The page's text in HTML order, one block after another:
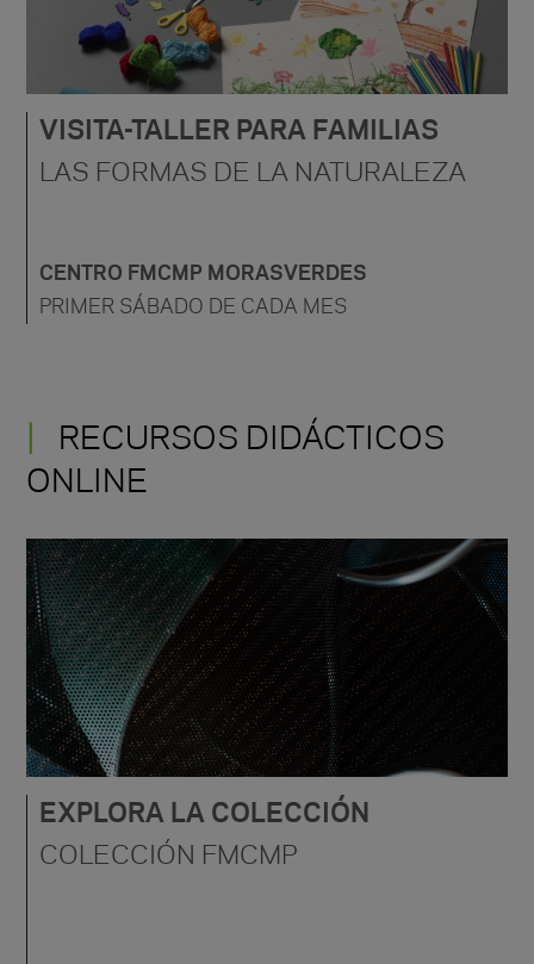
VISITA-TALLER PARA FAMILIAS
LAS FORMAS DE LA NATURALEZA
CENTRO FMCMP MORASVERDES
PRIMER SÁBADO DE CADA MES
RECURSOS DIDÁCTICOS
ONLINE
EXPLORA LA COLECCIÓN
COLECCIÓN FMCMP